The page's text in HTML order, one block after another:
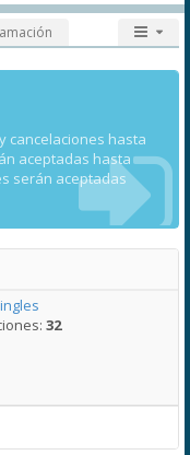
cancelaciones hasta
aceptadas hasta
serán aceptadas
32